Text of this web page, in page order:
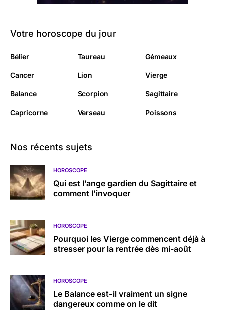
Votre horoscope du jour
Bélier Taureau Gémeaux
Cancer Lion Vierge
Balance Scorpion Sagittaire
Capricorne Verseau Poissons
Nos récents sujets
HOROSCOPE
Qui est l’ange gardien du Sagittaire et
comment l’invoquer
HOROSCOPE
Pourquoi les Vierge commencent déjà à
stresser pour la rentrée dès mi-août
HOROSCOPE
Le Balance est-il vraiment un signe
dangereux comme on le dit